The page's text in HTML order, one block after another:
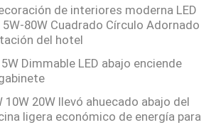
de interiores moderna LED
80W Cuadrado Círculo Adornado
del hotel
Dimmable LED abajo enciende
10W 20W llevó ahuecado abajo del
ligera económico de energía para